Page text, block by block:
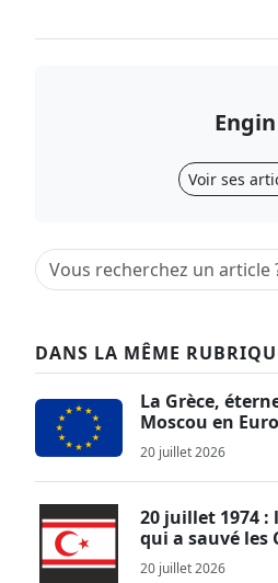
Engin
Voir ses
DANS LA MÊME
La Grèce,
Moscou en
20 juillet 2026
20 juillet 1974 :
qui a sauvé les
20 juillet 2026